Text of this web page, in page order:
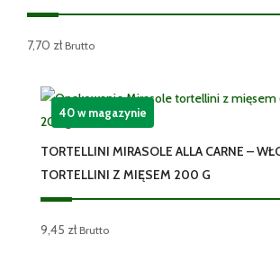
7,70 zł Brutto
TORTELLINI MIRASOLE ALLA CARNE –
TORTELLINI Z MIĘSEM 200 G
9,45 zł Brutto
40 w magazynie